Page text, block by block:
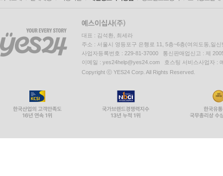
대표 : 김석환, 최세라
주소 : 서울시 영등포구 은행로 11, 5층~6층(여의도동,일신
사업자등록번호 : 229-81-37000 통신판매업신고 : 제
이메일 : yes24help@yes24.com 호스팅 서비스사업자 :
Copyright ⓒ YES24 Corp. All Rights Reserved.